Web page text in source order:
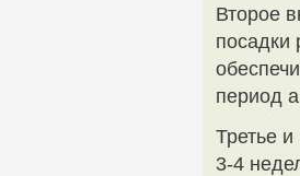
Второе
посадки
период
Третье
3-4